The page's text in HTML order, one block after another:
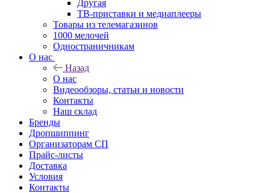
Другая
ТВ-приставки и медиаплееры
Товары из телемагазинов
1000 мелочей
Одностраничникам
О нас
Назад
О нас
Видеообзоры, статьи и новости
Контакты
Наш склад
Бренды
Дропшиппинг
Организаторам СП
Прайс-листы
Доставка
Условия
Контакты